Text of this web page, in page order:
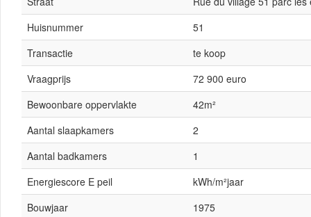
Huisnummer
51
Transactie
te koop
Vraagprijs
72 900 euro
Bewoonbare oppervlakte
42m²
Aantal slaapkamers
2
Aantal badkamers
1
Energiescore E peil
kWh/m²jaar
Bouwjaar
1975